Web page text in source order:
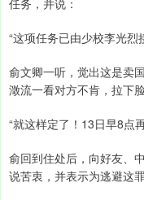
任务，并说：
“这项任务已由少校李光
俞文卿一听，觉出这是卖
澂流一看对方不肯，拉下
“就这样定了！13日早8点
俞回到住处后，向好友、
说苦衷，并表示为逃避这